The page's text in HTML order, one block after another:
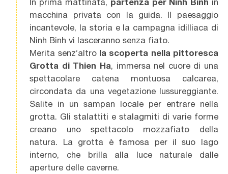
macchina privata con la guida. Il paesaggio
incantevole, la storia e la campagna idilliaca di
Ninh Binh vi lasceranno senza fiato.
Merita senz’altro la scoperta nella pittoresca
Grotta di Thien Ha, immersa nel cuore di una
spettacolare catena montuosa calcarea,
circondata da una vegetazione lussureggiante.
Salite in un sampan locale per entrare nella
grotta. Gli stalattiti e stalagmiti di varie forme
creano uno spettacolo mozzafiato della
natura. La grotta è famosa per il suo lago
interno, che brilla alla luce naturale dalle
aperture delle caverne.